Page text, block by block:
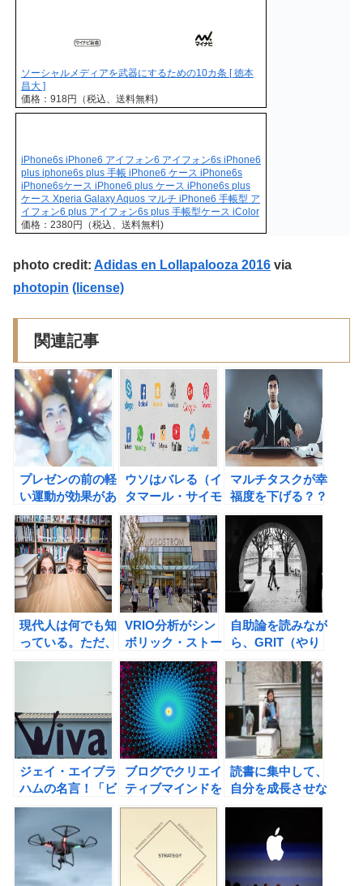
ソーシャルメディアを武器にするための10カ条 [ 徳本
昌大 ]
価格：918円（税込、送料無料)
iPhone6s iPhone6 アイフォン6 アイフォン6s iPhone6
plus iphone6s plus 手帳 iPhone6 ケース iPhone6s
iPhone6sケース iPhone6 plus ケース iPhone6s plus
ケース Xperia Galaxy Aquos マルチ iPhone6 手帳型 ア
イフォン6 plus アイフォン6s plus 手帳型ケース iColor
価格：2380円（税込、送料無料)
photo credit: Adidas en Lollapalooza 2016 via
photopin (license)
関連記事
プレゼンの前の軽
い運動が効果があ
る理由
ウソはバレる（イ
タマール・サイモ
ンソン＆エマニュ
エル・ローゼン
著）の書評
マルチタスクが幸
福度を下げる？？
今ここに集中しよ
う！
現代人は何でも知
っている。ただ、
自分のことが、よ
なんだ。（アーノ
ルド・トインビ
ー）
VRIO分析がシン
ボリック・ストー
リーに必要な理由
をノードストーロ
ームのタイヤ伝説
から探る。
自助論を読みなが
ら、GRIT（やり
抜く力）について
考えてみた。
ジェイ・エイブラ
ハムの名言！「ビ
ジネスに携わるほ
とんどの人の目標
は低すぎる。」に
インスパイされて
考えたこと。
ブログでクリエイ
ティブマインドを
鍛える方法。佐藤
可士和のクリエイ
ティブシンキング
の書評
読書に集中して、
自分を成長させな
がら幸せな時間を